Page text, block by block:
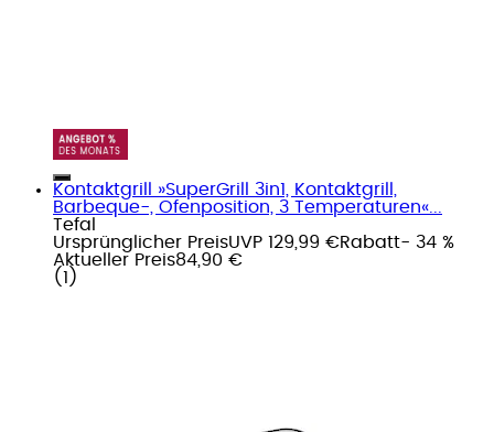
Kontaktgrill »SuperGrill 3in1, Kontaktgrill,
Barbeque-, Ofenposition, 3 Temperaturen«...
Tefal
Ursprünglicher PreisUVP 129,99 €Rabatt- 34 %
Aktueller Preis84,90 €
( 1 )